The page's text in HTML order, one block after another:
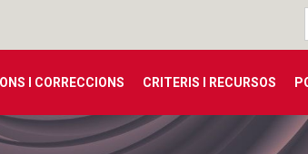
I CORRECCIONS CRITERIS I RECURSOS